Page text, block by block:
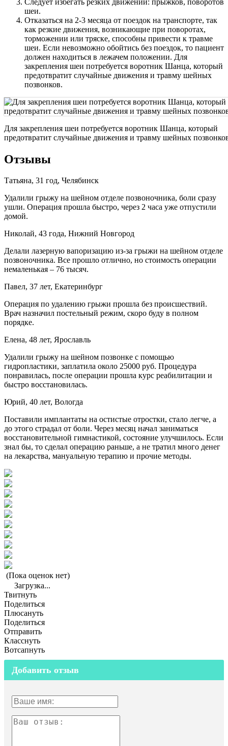
шеи.
Отказаться на 2-3 месяца от поездок на транспорте, так
как резкие движения, возникающие при поворотах,
торможении или тряске, способны привести к травме
шеи. Если невозможно обойтись без поездок, то пациент
должен находиться в лежачем положении. Для
закрепления шеи потребуется воротник Шанца, который
предотвратит случайные движения и травму шейных
позвонков.
Для закрепления шеи потребуется воротник Шанца, который
предотвратит случайные движения и травму шейных
Отзывы
Татьяна, 31 год, Челябинск
Удалили грыжу на шейном отделе позвоночника, боли сразу
ушли. Операция прошла быстро, через 2 часа уже отпустили
домой.
Николай, 43 года, Нижний Новгород
Делали лазерную вапоризацию из-за грыжи на шейном отделе
позвоночника. Все прошло отлично, но стоимость операции
немаленькая – 76 тысяч.
Павел, 37 лет, Екатеринбург
Операция по удалению грыжи прошла без происшествий.
Врач назначил постельный режим, скоро буду в полном
порядке.
Елена, 48 лет, Ярославль
Удалили грыжу на шейном позвонке с помощью
гидропластики, заплатила около 25000 руб. Процедура
понравилась, после операции прошла курс реабилитации и
быстро восстановилась.
Юрий, 40 лет, Вологда
Поставили имплантаты на остистые отростки, стало легче, а
до этого страдал от боли. Через месяц начал заниматься
восстановительной гимнастикой, состояние улучшилось. Если
знал бы, то сделал операцию раньше, а не тратил много денег
на лекарства, мануальную терапию и прочие методы.
(Пока оценок нет)
Загрузка...
Твитнуть
Поделиться
Плюсануть
Поделиться
Отправить
Класснуть
Вотсапнуть
Добавить отзыв